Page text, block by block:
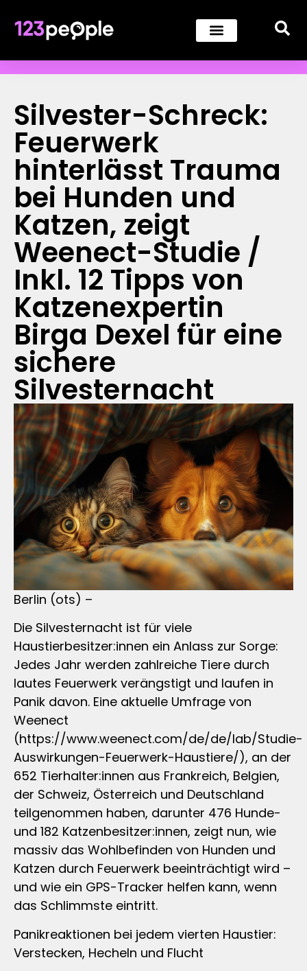
Silvester-Schreck:
Feuerwerk
hinterlässt Trauma
bei Hunden und
Katzen, zeigt
Weenect-Studie /
Inkl. 12 Tipps von
Katzenexpertin
Birga Dexel für eine
sichere
Silvesternacht
Berlin (ots) –
Die Silvesternacht ist für viele
Haustierbesitzer:innen ein Anlass zur Sorge:
Jedes Jahr werden zahlreiche Tiere durch
lautes Feuerwerk verängstigt und laufen in
Panik davon. Eine aktuelle Umfrage von
Weenect
(https://www.weenect.com/de/de/lab/Studie-
Auswirkungen-Feuerwerk-Haustiere/), an der
652 Tierhalter:innen aus Frankreich, Belgien,
der Schweiz, Österreich und Deutschland
teilgenommen haben, darunter 476 Hunde-
und 182 Katzenbesitzer:innen, zeigt nun, wie
massiv das Wohlbefinden von Hunden und
Katzen durch Feuerwerk beeinträchtigt wird –
und wie ein GPS-Tracker helfen kann, wenn
das Schlimmste eintritt.
Panikreaktionen bei jedem vierten Haustier:
Verstecken, Hecheln und Flucht